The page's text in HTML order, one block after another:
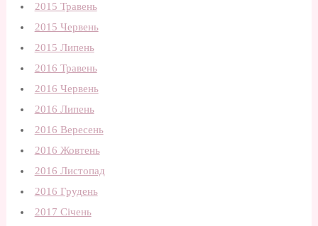
2015 Травень
2015 Червень
2015 Липень
2016 Травень
2016 Червень
2016 Липень
2016 Вересень
2016 Жовтень
2016 Листопад
2016 Грудень
2017 Січень